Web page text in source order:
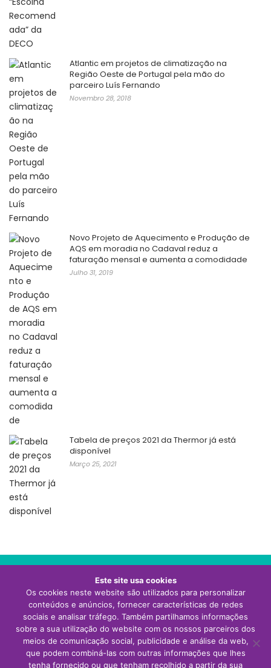
Atlantic em projetos de climatização na
Região Oeste de Portugal pela mão do
parceiro Luís Fernando
Novembro 28, 2018
Novo Projeto de Aquecimento e Produção de
AQS em moradia no Cadaval reduz a
faturação mensal e aumenta a comodidade
Julho 31, 2019
Tabela de preços 2021 da Thermor já está
disponível
Março 25, 2021
Visite o site da Thermor Portugal
Este site usa cookies
Os cookies neste website são utilizados para personalizar
conteúdos e anúncios, fornecer características de redes
sociais e analisar tráfego. Também partilhamos informações
sobre a sua utilização do website com os nossos parceiros dos
meios de comunicação social, publicidade e análise da web,
que podem combiná-las com outras informações que lhes
tenha fornecido ou que tenham recolhido a partir da sua